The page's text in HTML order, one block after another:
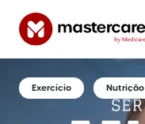
Exercício Nutrição